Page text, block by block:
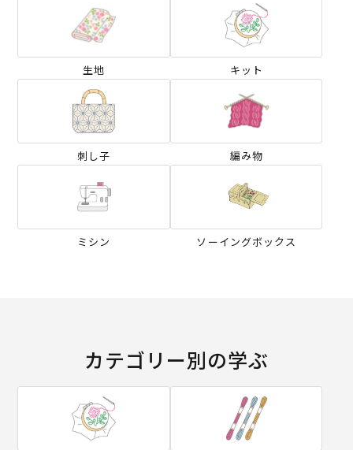
生地 キット
刺し子 編み物
ミシン ソーイングボックス
カテゴリー別の学ぶ